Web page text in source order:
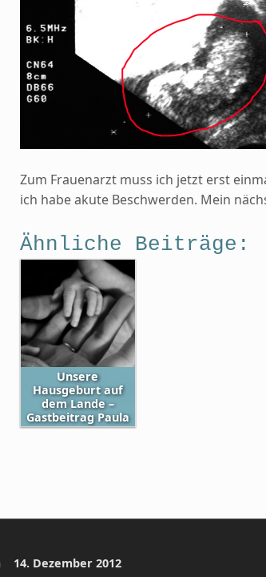
Zum Frauenarzt muss ich jetzt erst
ich habe akute Beschwerden. Mein
Ähnliche Beiträge:
Unsere
Hausgeburt auf
dem Lande –
Gastbeitrag Paula
14. Dezember 2012